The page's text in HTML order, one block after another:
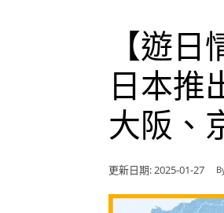
【遊
日本推
大阪、
更新日期:2025-01-27